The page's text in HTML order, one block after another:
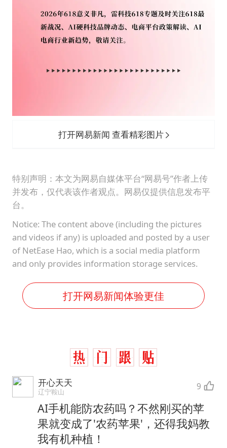
打开网易新闻 查看精彩图片
特别声明：本文为网易自媒体平台“网易号”作者上传
并发布，仅代表该作者观点。网易仅提供信息发布平
台。
Notice: The content above (including the pictures
and videos if any) is uploaded and posted by a user
of NetEase Hao, which is a social media platform
and only provides information storage services.
打开网易新闻体验更佳
开心天天
辽宁鞍山 9
AI手机能防农药吗？不然刚买的苹
果就变成了'农药苹果'，还得我妈教
我有机种植！